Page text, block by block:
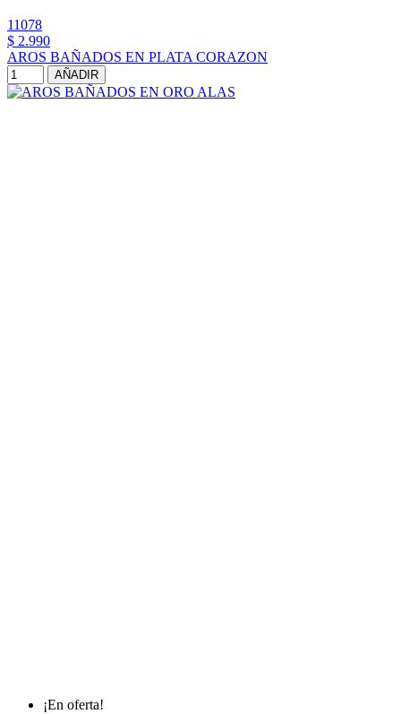
11078
$ 2.990
AROS BAÑADOS EN PLATA CORAZON
AÑADIR
¡En oferta!